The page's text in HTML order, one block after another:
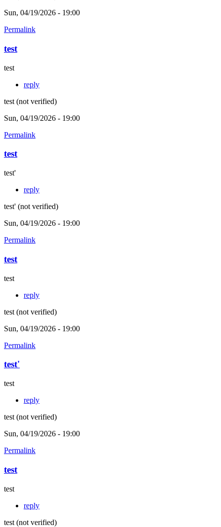
Sun, 04/19/2026 - 19:00
Permalink
test
test
reply
test (not verified)
Sun, 04/19/2026 - 19:00
Permalink
test
test'
reply
test' (not verified)
Sun, 04/19/2026 - 19:00
Permalink
test
test
reply
test (not verified)
Sun, 04/19/2026 - 19:00
Permalink
test'
test
reply
test (not verified)
Sun, 04/19/2026 - 19:00
Permalink
test
test
reply
test (not verified)